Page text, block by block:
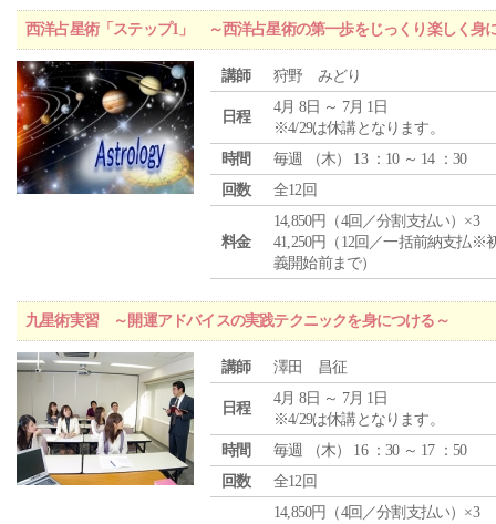
西洋占星術「ステップ1」 ～西洋占星術の第一歩をじっくり楽しく身
講師 狩野 みどり
日程
4月 8日 ～ 7月 1日
※4/29は休講となります。
時間
毎週 （木） 13 ：10 ～ 14 ：30
回数
全12回
料金
14,850円（4回／分割支払い）×3
41,250円（12回／一括前納支払※
義開始前まで）
九星術実習 ～開運アドバイスの実践テクニックを身につける～
講師 澤田 昌征
日程
4月 8日 ～ 7月 1日
※4/29は休講となります。
時間
毎週 （木） 16 ：30 ～ 17 ：50
回数
全12回
14,850円（4回／分割支払い）×3